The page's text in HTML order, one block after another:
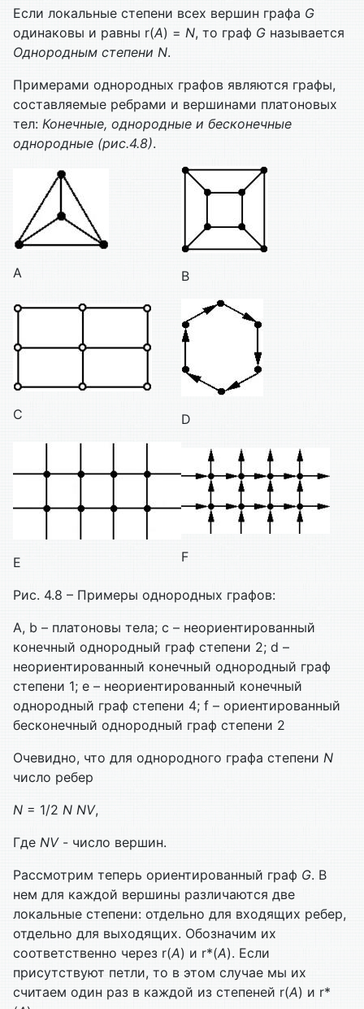
Если локальные степени всех вершин графа G
одинаковы и равны r(А) = N, то граф G называется
Однородным степени N.
Примерами однородных графов являются графы,
составляемые ребрами и вершинами платоновых
тел: Конечные, однородные и бесконечные
однородные (рис.4.8).
A B
C D
E F
Рис. 4.8 – Примеры однородных графов:
A, b – платоновы тела; c – неориентированный
конечный однородный граф степени 2; d –
неориентированный конечный однородный граф
степени 1; е – неориентированный конечный
однородный граф степени 4; f – ориентированный
бесконечный однородный граф степени 2
Очевидно, что для однородного графа степени N
число ребер
N = 1/2 N NV,
Где NV- число вершин.
Рассмотрим теперь ориентированный граф G. В
нем для каждой вершины различаются две
локальные степени: отдельно для входящих ребер,
отдельно для выходящих. Обозначим их
соответственно через r(А) и r*(А). Если
присутствуют петли, то в этом случае мы их
считаем один раз в каждой из степеней r(А) и r*